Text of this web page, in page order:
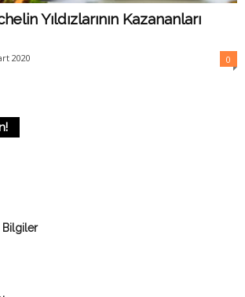
Yıldızlarının Kazananları
2020 0
Bilgiler